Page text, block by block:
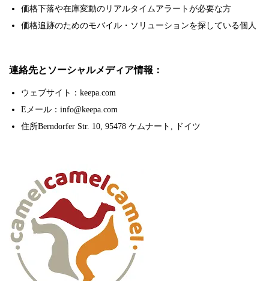
価格下落や在庫変動のリアルタイムアラートが必要な方
価格追跡のためのモバイル・ソリューションを探している個人
連絡先とソーシャルメディア情報：
ウェブサイト：keepa.com
Eメール：info@keepa.com
住所Berndorfer Str. 10, 95478 ケムナート, ドイツ